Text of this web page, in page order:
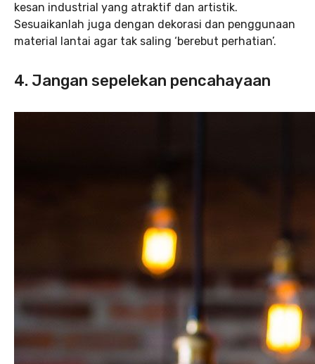
kesan industrial yang atraktif dan artistik.
Sesuaikanlah juga dengan dekorasi dan penggunaan
material lantai agar tak saling ‘berebut perhatian’.
4. Jangan sepelekan pencahayaan